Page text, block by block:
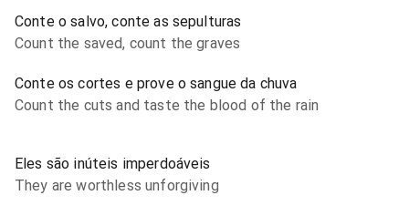
Conte o salvo, conte as sepulturas
Count the saved, count the graves
Conte os cortes e prove o sangue da chuva
Count the cuts and taste the blood of the rain
Eles são inúteis imperdoáveis
They are worthless unforgiving